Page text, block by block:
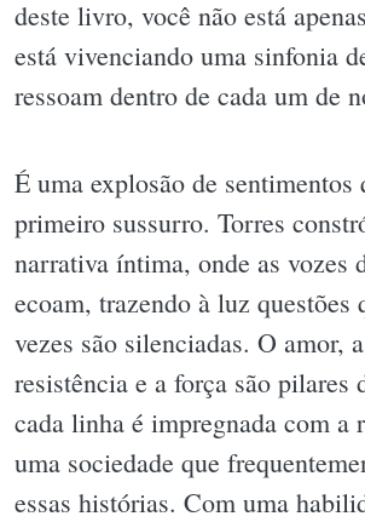
deste livro, você não está
está vivenciando uma sinfonia
ressoam dentro de cada um de
É uma explosão de sentimentos
primeiro sussurro. Torres
narrativa íntima, onde as vozes
ecoam, trazendo à luz questões
vezes são silenciadas. O amor,
resistência e a força são pilares
cada linha é impregnada com a
uma sociedade que
essas histórias. Com uma